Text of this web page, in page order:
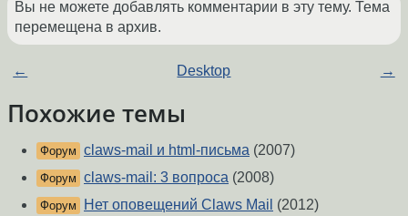
Вы не можете добавлять комментарии в эту тему. Тема
перемещена в архив.
← Desktop →
Похожие темы
Форум claws-mail и html-письма (2007)
Форум claws-mail: 3 вопроса (2008)
Форум Нет оповещений Claws Mail (2012)